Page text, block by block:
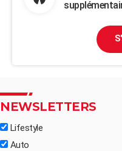
NEWSLETTERS
Lifestyle
Auto